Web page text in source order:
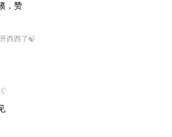
，赞
西西了🍃